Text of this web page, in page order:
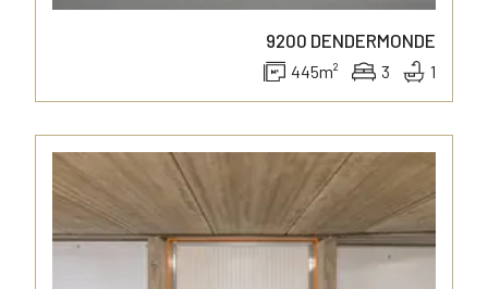
9200 DENDERMONDE
445m² 3 1